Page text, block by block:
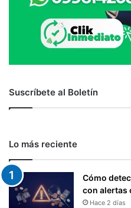
Suscríbete al Boletín
Lo más reciente
Cómo
con alertas
Hace 2 días